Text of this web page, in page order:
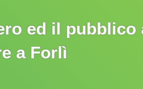
ed il pubblico
a Forlì